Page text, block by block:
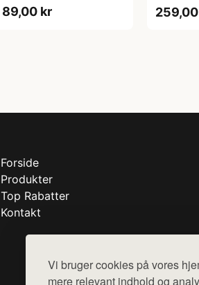
Vi bruger cookies på vores
mere relevant indhold og
89,00 kr
Forside
Produkter
Top Rabatter
Kontakt